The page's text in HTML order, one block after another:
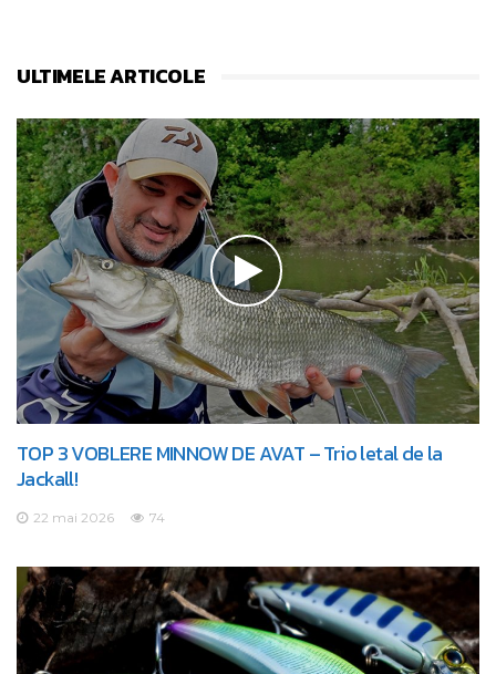
ULTIMELE ARTICOLE
TOP 3 VOBLERE MINNOW DE AVAT – Trio letal de la
Jackall!
22 mai 2026 74